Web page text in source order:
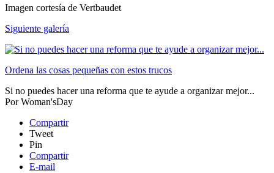
Imagen cortesía de Vertbaudet
Siguiente galería
Ordena las cosas pequeñas con estos trucos
Si no puedes hacer una reforma que te ayude a organizar mejor...
PorWoman'sDay
Compartir
Tweet
Pin
Compartir
E-mail